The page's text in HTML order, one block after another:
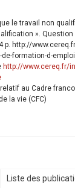
le travail non
».
p. http://
formation-d-
http://www.cereq.fr/
relatif au Cadre
la vie (CFC)
Liste des